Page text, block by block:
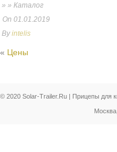
» » Каталог
On 01.01.2019
By intelis
« Цены
© 2020 Solar-Trailer.Ru | Прицепы для